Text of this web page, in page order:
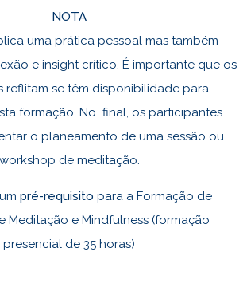
NOTA
uma prática pessoal mas também
e insight crítico. É importante que os
reflitam se têm disponibilidade para
formação. No final, os participantes
o planeamento de uma sessão ou
workshop de meditação.
pré-requisito para a Formação de
Meditação e Mindfulness (formação
presencial de 35 horas)